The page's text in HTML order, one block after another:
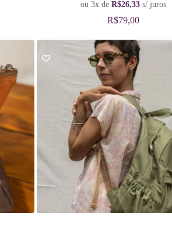
ou 3x de R$26,33 s/ juros
R$79,00